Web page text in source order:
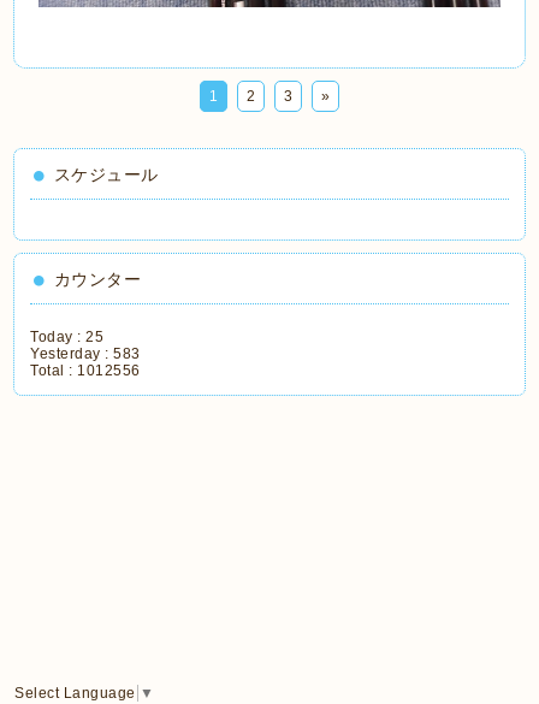
1 2 3 »
スケジュール
カウンター
Today :25
Yesterday :583
Total : 1012556
Select Language ▼